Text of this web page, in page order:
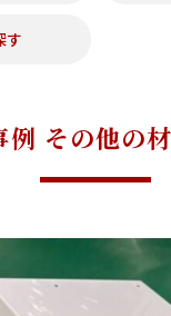
す
例 その他の